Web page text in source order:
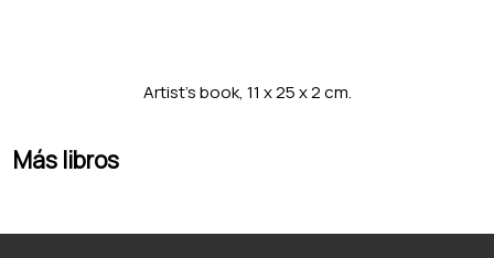
News
Artist's book, 11 x 25 x 2 cm.
Más libros